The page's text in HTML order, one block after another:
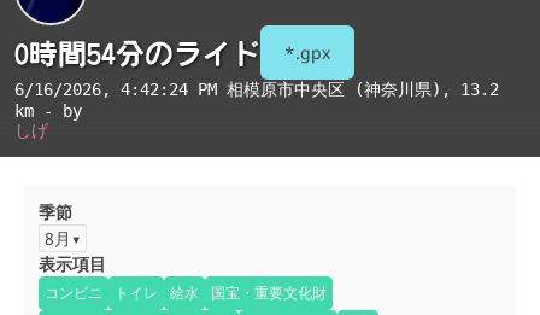
0時間54分のライド *.gpx
6/16/2026, 4:42:24 PM 相模原市中央区 (神奈川県) , 13.2
km - by
しげ
季節
8月
表示項目
コンビニ トイレ 給水
国宝・重要文化財